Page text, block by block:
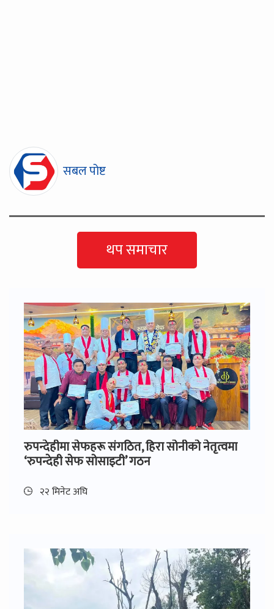
सबल पोष्ट
थप समाचार
रुपन्देहीमा सेफहरू संगठित, हिरा सोनीको नेतृत्वमा
‘रुपन्देही सेफ सोसाइटी’ गठन
२२ मिनेट अघि